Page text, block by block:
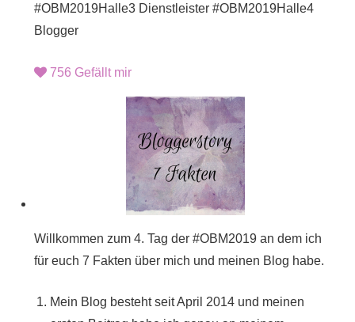
#OBM2019Halle3 Dienstleister #OBM2019Halle4
Blogger
756 Gefällt mir
Willkommen zum 4. Tag der #OBM2019 an dem ich
für euch 7 Fakten über mich und meinen Blog habe.
Mein Blog besteht seit April 2014 und meinen